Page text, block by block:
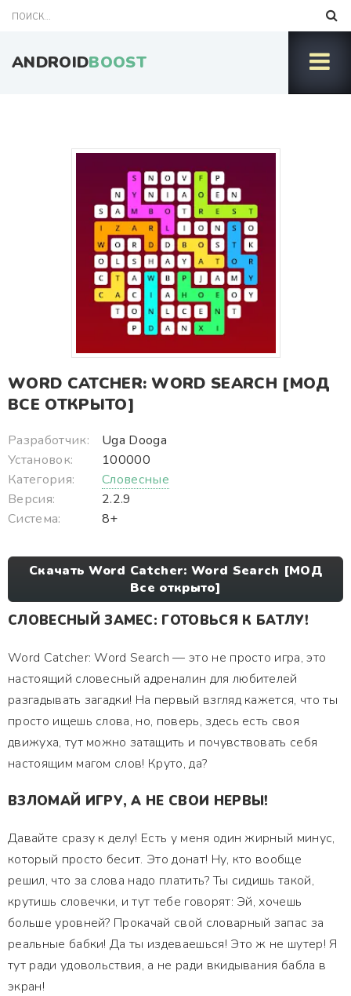
ANDROIDBOOST
WORD CATCHER: WORD SEARCH [МОД
ВСЕ ОТКРЫТО]
Разработчик:
Uga Dooga
Установок:
100000
Категория:
Словесные
Версия:
2.2.9
Система:
8+
Скачать Word Catcher: Word Search [МОД
Все открыто]
СЛОВЕСНЫЙ ЗАМЕС: ГОТОВЬСЯ К БАТЛУ!
Word Catcher: Word Search — это не просто игра, это
настоящий словесный адреналин для любителей
разгадывать загадки! На первый взгляд кажется, что ты
просто ищешь слова, но, поверь, здесь есть своя
движуха, тут можно затащить и почувствовать себя
настоящим магом слов! Круто, да?
ВЗЛОМАЙ ИГРУ, А НЕ СВОИ НЕРВЫ!
Давайте сразу к делу! Есть у меня один жирный минус,
который просто бесит. Это донат! Ну, кто вообще
решил, что за слова надо платить? Ты сидишь такой,
крутишь словечки, и тут тебе говорят: Эй, хочешь
больше уровней? Прокачай свой словарный запас за
реальные бабки! Да ты издеваешься! Это ж не шутер! Я
тут ради удовольствия, а не ради вкидывания бабла в
экран!